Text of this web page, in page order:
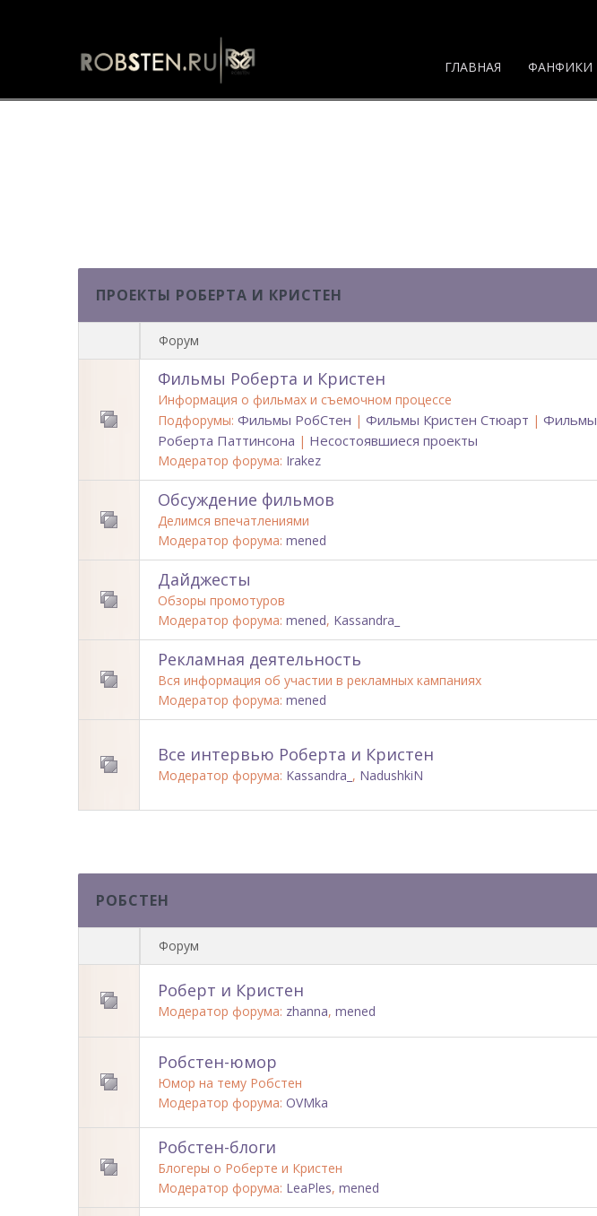
ГЛАВНАЯ ФАНФИКИ
ПРОЕКТЫ РОБЕРТА И КРИСТЕН
Форум
Фильмы Роберта и Кристен
Информация о фильмах и съемочном процессе
Подфорумы: Фильмы РобСтен | Фильмы Кристен Стюарт | Фильмы
Роберта Паттинсона | Несостоявшиеся проекты
Модератор форума: Irakez
Обсуждение фильмов
Делимся впечатлениями
Модератор форума: mened
Дайджесты
Обзоры промотуров
Модератор форума: mened, Kassandra_
Рекламная деятельность
Вся информация об участии в рекламных кампаниях
Модератор форума: mened
Все интервью Роберта и Кристен
Модератор форума: Kassandra_ , NadushkiN
РОБСТЕН
Форум
Роберт и Кристен
Модератор форума: zhanna, mened
Робстен-юмор
Юмор на тему Робстен
Модератор форума: OVMka
Робстен-блоги
Блогеры о Роберте и Кристен
Модератор форума: LeaPles, mened